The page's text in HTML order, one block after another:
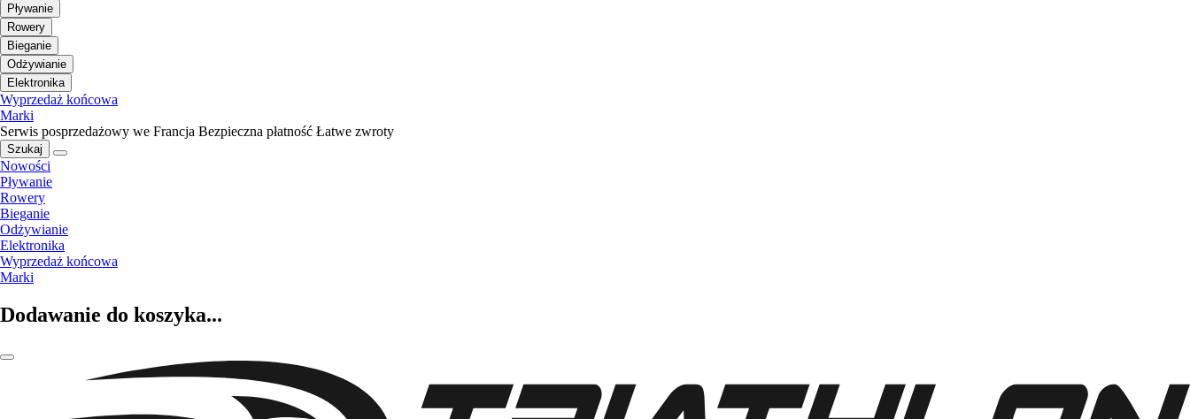
Pływanie
Rowery
Bieganie
Odżywianie
Elektronika
Wyprzedaż końcowa
Marki
Serwis posprzedażowy we Francja Bezpieczna płatność Łatwe zwroty
Szukaj
Nowości
Pływanie
Rowery
Bieganie
Odżywianie
Elektronika
Wyprzedaż końcowa
Marki
Dodawanie do koszyka...